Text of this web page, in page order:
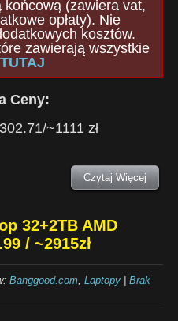
(zawiera vat,
opłaty). Nie
kosztów.
zawierają wszystkie
TUTAJ
Ceny:
~1111 zł
Czytaj Więcej
32+2TB AMD
/ ~2915zł
Banggood.com, Laptopy| Brak